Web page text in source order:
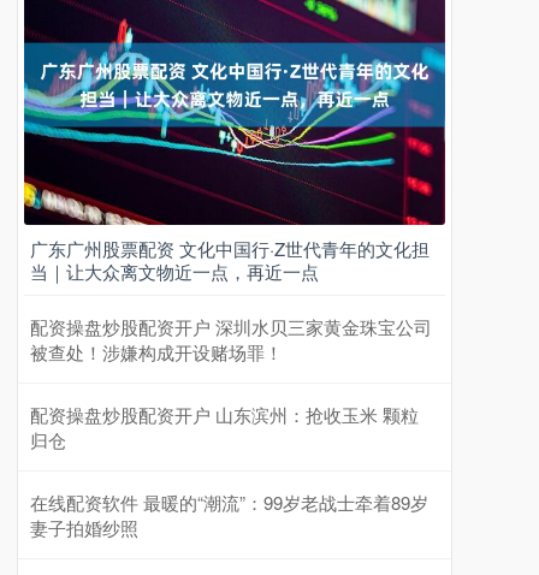
广东广州股票配资 文化中国行·Z世代青年的文化担
当｜让大众离文物近一点，再近一点
配资操盘炒股配资开户 深圳水贝三家黄金珠宝公司
被查处！涉嫌构成开设赌场罪！
配资操盘炒股配资开户 山东滨州：抢收玉米 颗粒
归仓
在线配资软件 最暖的“潮流”：99岁老战士牵着89岁
妻子拍婚纱照